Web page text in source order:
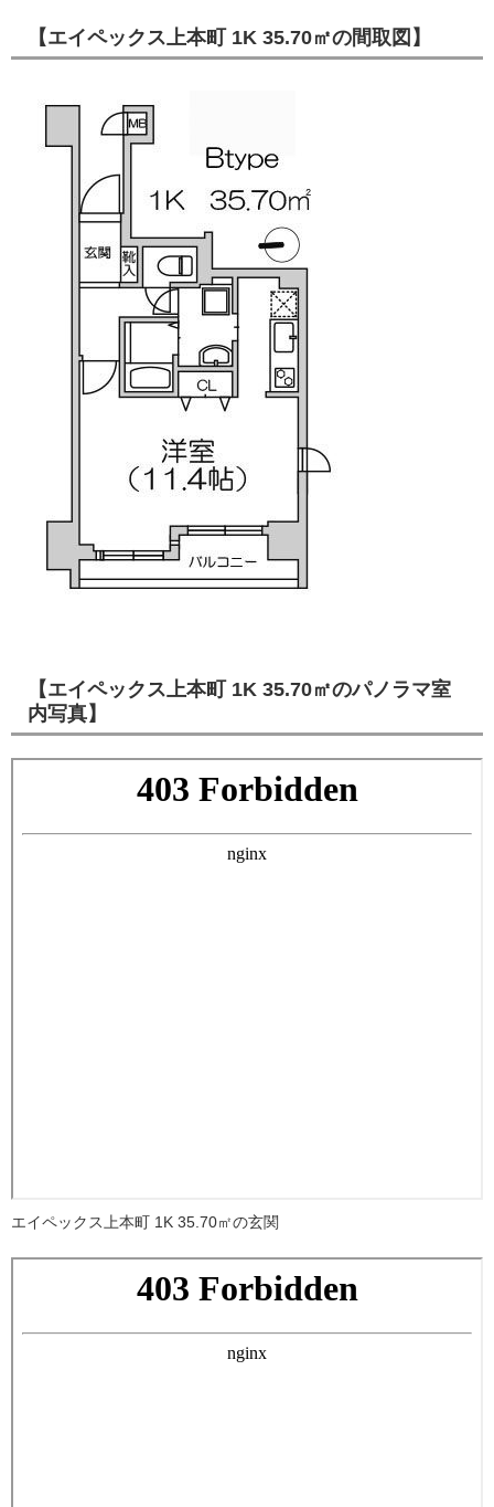
【エイペックス上本町 1K 35.70㎡の間取図】
【エイペックス上本町 1K 35.70㎡のパノラマ室
内写真】
エイペックス上本町 1K 35.70㎡の玄関